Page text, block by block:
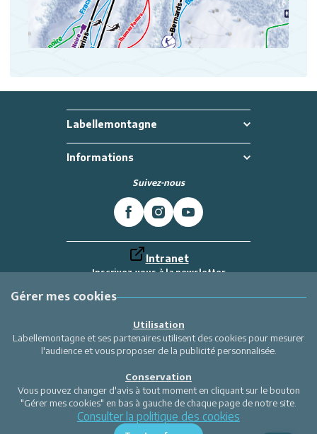
Labellemontagne
Informations
Suivez-nous
Intranet
Inscrivez-vous à la newsletter
Labellemontagne
Gérer mes cookies
Utilisation
Labellemontagne et ses partenaires utilisent des cookies pour mesurer
l'audience et vous proposer de la publicité personnalisée.
Conservation
Vous pouvez changer d'avis à tout moment en cliquant sur le bouton
"Gérer mes cookies" en bas à gauche de chaque page de notre site.
Consulter la politique des cookies